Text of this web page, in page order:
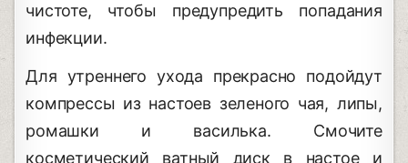
чистоте, чтобы предупредить попадания
инфекции.
Для утреннего ухода прекрасно подойдут
компрессы из настоев зеленого чая, липы,
ромашки и василька. Смочите
косметический ватный диск в настое и